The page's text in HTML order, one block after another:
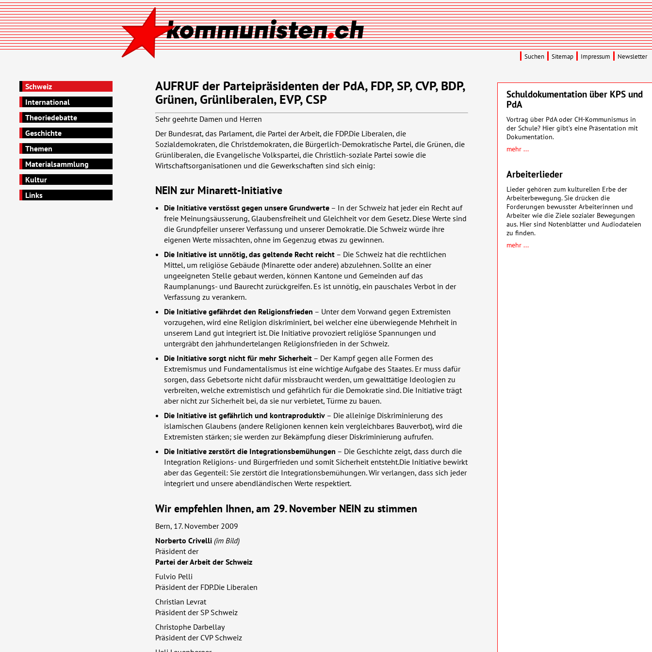
Schweiz
International
Theoriedebatte
Geschichte
Themen
Materialsammlung
Kultur
Links
AUFRUF der Parteipräsidenten der PdA, FDP, SP, CVP, BDP,
Grünen, Grünliberalen, EVP, CSP
Sehr geehrte Damen und Herren
Der Bundesrat, das Parlament, die Partei der Arbeit, die FDP.Die Liberalen, die
Sozialdemokraten, die Christdemokraten, die Bürgerlich-Demokratische Partei, die Grünen, die
Grünliberalen, die Evangelische Volkspartei, die Christlich-soziale Partei sowie die
Wirtschaftsorganisationen und die Gewerkschaften sind sich einig:
NEIN zur Minarett-Initiative
Die Initiative verstösst gegen unsere Grundwerte – In der Schweiz hat jeder ein Recht auf
freie Meinungsäusserung, Glaubensfreiheit und Gleichheit vor dem Gesetz. Diese Werte sind
die Grundpfeiler unserer Verfassung und unserer Demokratie. Die Schweiz würde ihre
eigenen Werte missachten, ohne im Gegenzug etwas zu gewinnen.
Die Initiative ist unnötig, das geltende Recht reicht – Die Schweiz hat die rechtlichen
Mittel, um religiöse Gebäude (Minarette oder andere) abzulehnen. Sollte an einer
ungeeigneten Stelle gebaut werden, können Kantone und Gemeinden auf das
Raumplanungs- und Baurecht zurückgreifen. Es ist unnötig, ein pauschales Verbot in der
Verfassung zu verankern.
Die Initiative gefährdet den Religionsfrieden – Unter dem Vorwand gegen Extremisten
vorzugehen, wird eine Religion diskriminiert, bei welcher eine überwiegende Mehrheit in
unserem Land gut integriert ist. Die Initiative provoziert religiöse Spannungen und
untergräbt den jahrhundertelangen Religionsfrieden in der Schweiz.
Die Initiative sorgt nicht für mehr Sicherheit – Der Kampf gegen alle Formen des
Extremismus und Fundamentalismus ist eine wichtige Aufgabe des Staates. Er muss dafür
sorgen, dass Gebetsorte nicht dafür missbraucht werden, um gewalttätige Ideologien zu
verbreiten, welche extremistisch und gefährlich für die Demokratie sind. Die Initiative trägt
aber nicht zur Sicherheit bei, da sie nur verbietet, Türme zu bauen.
Die Initiative ist gefährlich und kontraproduktiv – Die alleinige Diskriminierung des
islamischen Glaubens (andere Religionen kennen kein vergleichbares Bauverbot), wird die
Extremisten stärken; sie werden zur Bekämpfung dieser Diskriminierung aufrufen.
Die Initiative zerstört die Integrationsbemühungen – Die Geschichte zeigt, dass durch die
Integration Religions- und Bürgerfrieden und somit Sicherheit entsteht.Die Initiative bewirkt
aber das Gegenteil: Sie zerstört die Integrationsbemühungen. Wir verlangen, dass sich jeder
integriert und unsere abendländischen Werte respektiert.
Wir empfehlen Ihnen, am 29. November NEIN zu stimmen
Bern, 17. November 2009
Norberto Crivelli (im Bild)
Präsident der
Partei der Arbeit der Schweiz
Fulvio Pelli
Präsident der FDP.Die Liberalen
Christian Levrat
Präsident der SP Schweiz
Christophe Darbellay
Präsident der CVPSchweiz
Schuldokumentation über KPS und
PdA
Vortrag über PdA oder CH-Kommunismus in
der Schule? Hier gibt’s eine Präsentation mit
Dokumentation.
mehr ...
Arbeiterlieder
Lieder gehören zum kulturellen Erbe der
Arbeiterbewegung. Sie drücken die
Forderungen bewusster Arbeiterinnen und
Arbeiter wie die Ziele sozialer Bewegungen
aus. Hier sind Notenblätter und Audiodateien
zu finden.
mehr ...
Suchen Sitemap Impressum Newsletter